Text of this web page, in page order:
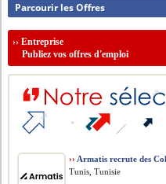
Parcourir les Offres
››Entreprise
Publiez vos offres d'emploi
›› Armatis recrute des
Tunis, Tunisie